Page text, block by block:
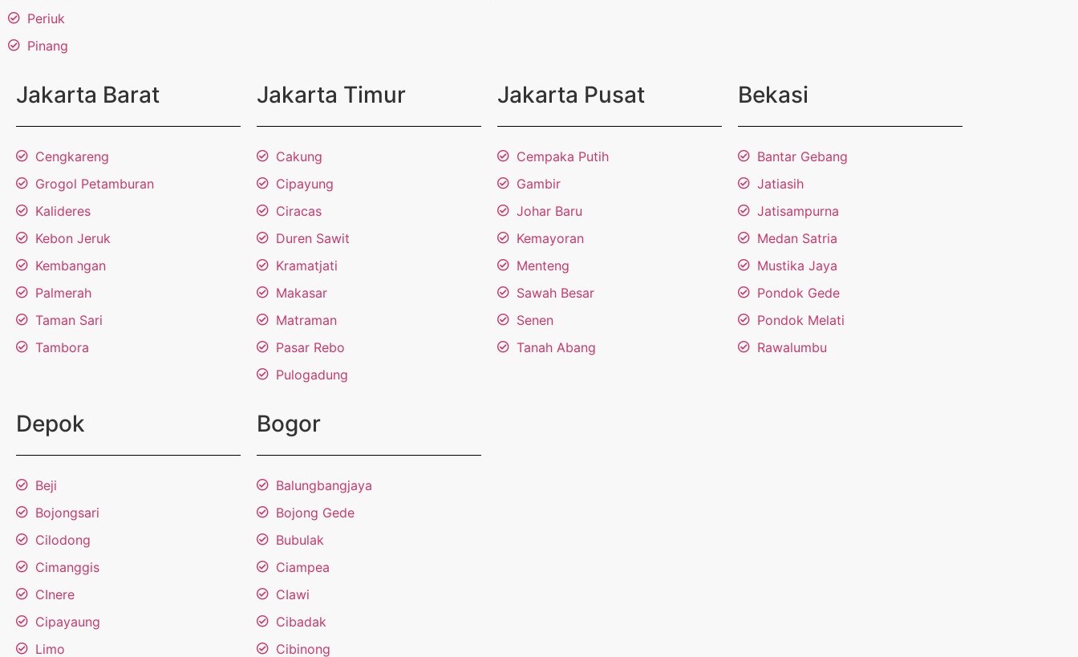
Periuk
Pinang
Jakarta Barat
Cengkareng
Grogol Petamburan
Kalideres
Kebon Jeruk
Kembangan
Palmerah
Taman Sari
Tambora
Jakarta Timur
Cakung
Cipayung
Ciracas
Duren Sawit
Kramatjati
Makasar
Matraman
Pasar Rebo
Pulogadung
Jakarta Pusat
Cempaka Putih
Gambir
Johar Baru
Kemayoran
Menteng
Sawah Besar
Senen
Tanah Abang
Bekasi
Bantar Gebang
Jatiasih
Jatisampurna
Medan Satria
Mustika Jaya
Pondok Gede
Pondok Melati
Rawalumbu
Depok
Beji
Bojongsari
Cilodong
Cimanggis
CInere
Cipayaung
Limo
Bogor
Balungbangjaya
Bojong Gede
Bubulak
Ciampea
CIawi
Cibadak
Cibinong